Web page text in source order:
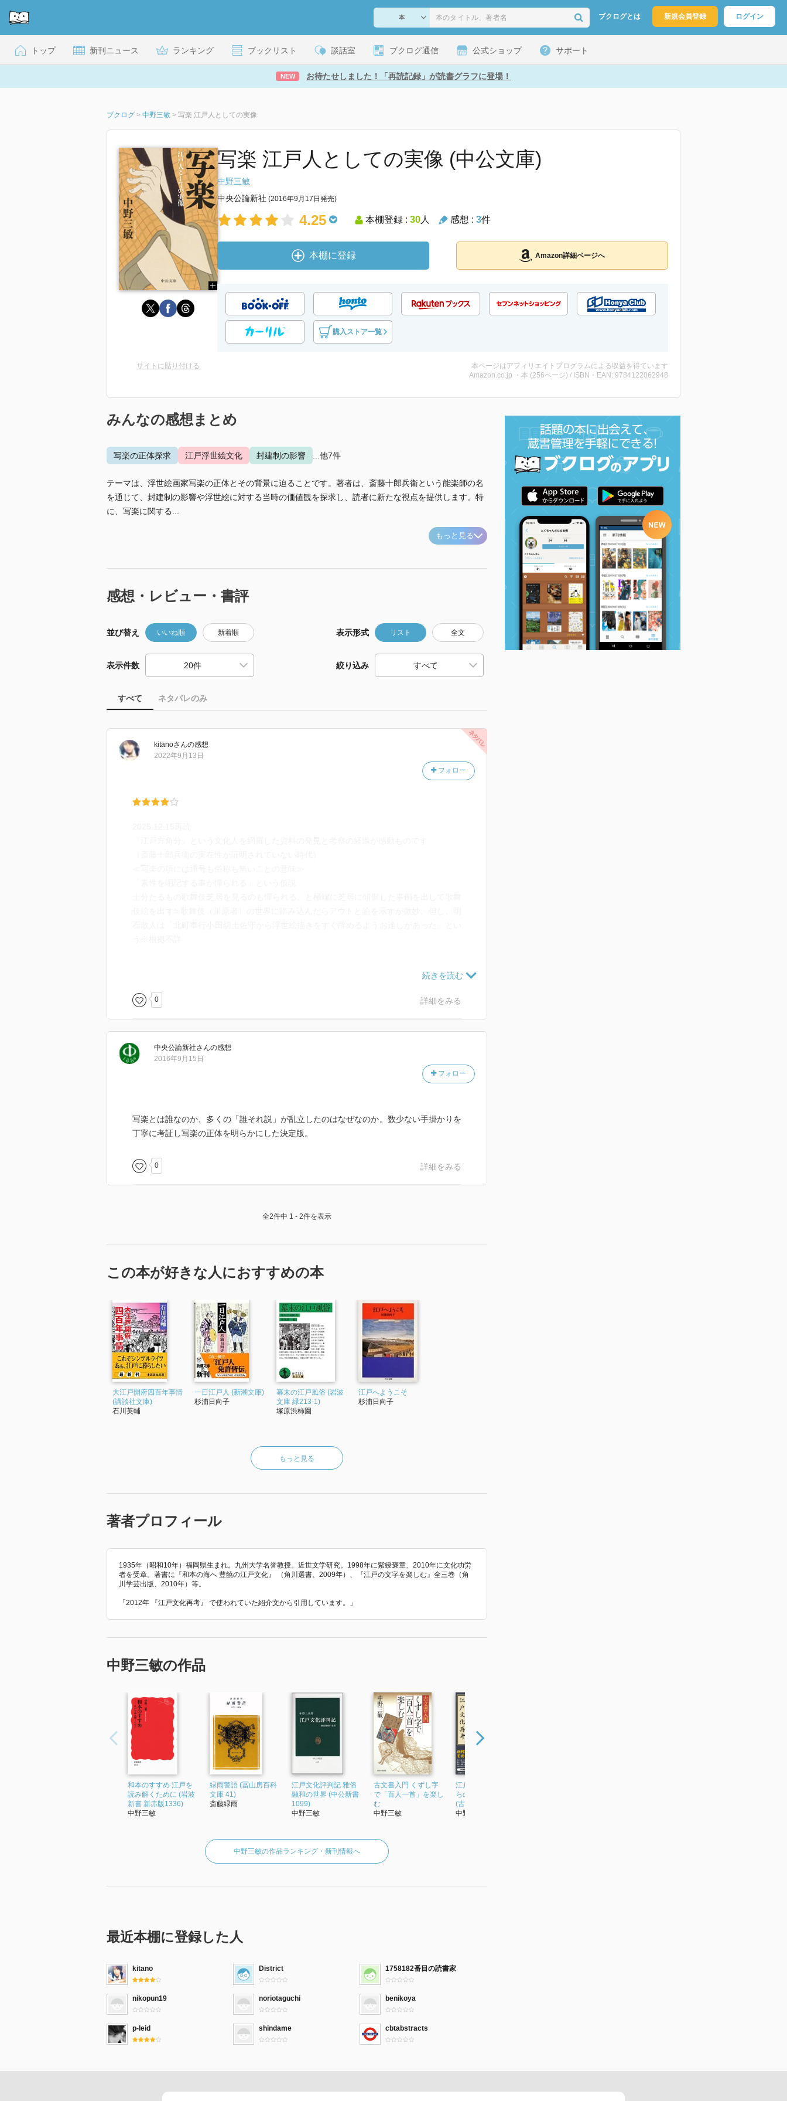
ブクログとは 新規会員登録 ログイン
トップ 新刊ニュース ランキング ブックリスト 談話室 ブクログ通信 公式ショップ サポート
NEW お待たせしました！「再読記録」が読書グラフに登場！
ブクログ > 中野三敏 > 写楽 江戸人としての実像
写楽 江戸人としての実像 (中公文庫)
中野三敏
中央公論新社 (2016年9月17日発売)
4.25 本棚登録 : 30人 感想 : 3件
本棚に登録 Amazon詳細ページへ
購入ストア一覧
サイトに貼り付ける
本ページはアフィリエイトプログラムによる収益を得ています
Amazon.co.jp ・本 (256ページ) / ISBN・EAN: 9784122062948
みんなの感想まとめ
写楽の正体探求 江戸浮世絵文化 封建制の影響 ...他7件
テーマは、浮世絵画家写楽の正体とその背景に迫ることです。著者は、斎藤十郎兵衛という能楽師の名
を通じて、封建制の影響や浮世絵に対する当時の価値観を探求し、読者に新たな視点を提供します。特
に、写楽に関する...
もっと見る
感想・レビュー・書評
並び替え いいね順 新着順 表示形式 リスト 全文
表示件数 絞り込み
すべて ネタバレのみ
kitanoさんの感想
フォロー
2022年9月13日
正直な処、氏の専門江戸文化の下りは退屈・・・難しかったケド浮世絵類考の先人の研究
も分かり易く纏められており、斎藤月しん関連の説明も有難かった・・・年寄・名主など
なかなか難しいコトも論じる手順が素人にもわかりやすく知れて良かった
0 詳細をみる
中央公論新社さんの感想
フォロー
2016年9月15日
写楽とは誰なのか、多くの「誰それ説」が乱立したのはなぜなのか。数少ない手掛かりを
丁寧に考証し写楽の正体を明らかにした決定版。
0 詳細をみる
全2件中 1 - 2件を表示
この本が好きな人におすすめの本
大江戸開府四百年事情
(講談社文庫)
石川英輔
一日江戸人 (新潮文庫)
杉浦日向子
幕末の江戸風俗 (岩波
文庫 緑213-1)
塚原渋柿園
江戸へようこそ
杉浦日向子
もっと見る
著者プロフィール
1935年（昭和10年）福岡県生まれ。九州大学名誉教授。近世文学研究。1998年に紫綬褒章、2010年に文化功労
者を受章。著書に『和本の海へ 豊饒の江戸文化』 （角川選書、2009年）、『江戸の文字を楽しむ』全三巻（角
川学芸出版、2010年）等。
「2012年 『江戸文化再考』 で使われていた紹介文から引用しています。」
中野三敏の作品
和本のすすめ 江戸を
読み解くために (岩波
新書 新赤版1336)
中野三敏
緑雨警語 (冨山房百科
文庫 41)
斎藤緑雨
江戸文化評判記 雅俗
融和の世界 (中公新書
1099)
中野三敏
古文書入門 くずし字
で「百人一首」を楽し
む
中野三敏
江戸文化再考 これか
らの近代を創るために
(古典ルネッサンス)
中野三敏
中野三敏の作品ランキング・新刊情報へ
最近本棚に登録した人
kitano District 1758182番目の読書家
nikopun19 noriotaguchi benikoya
p-leid shindame cbtabstracts